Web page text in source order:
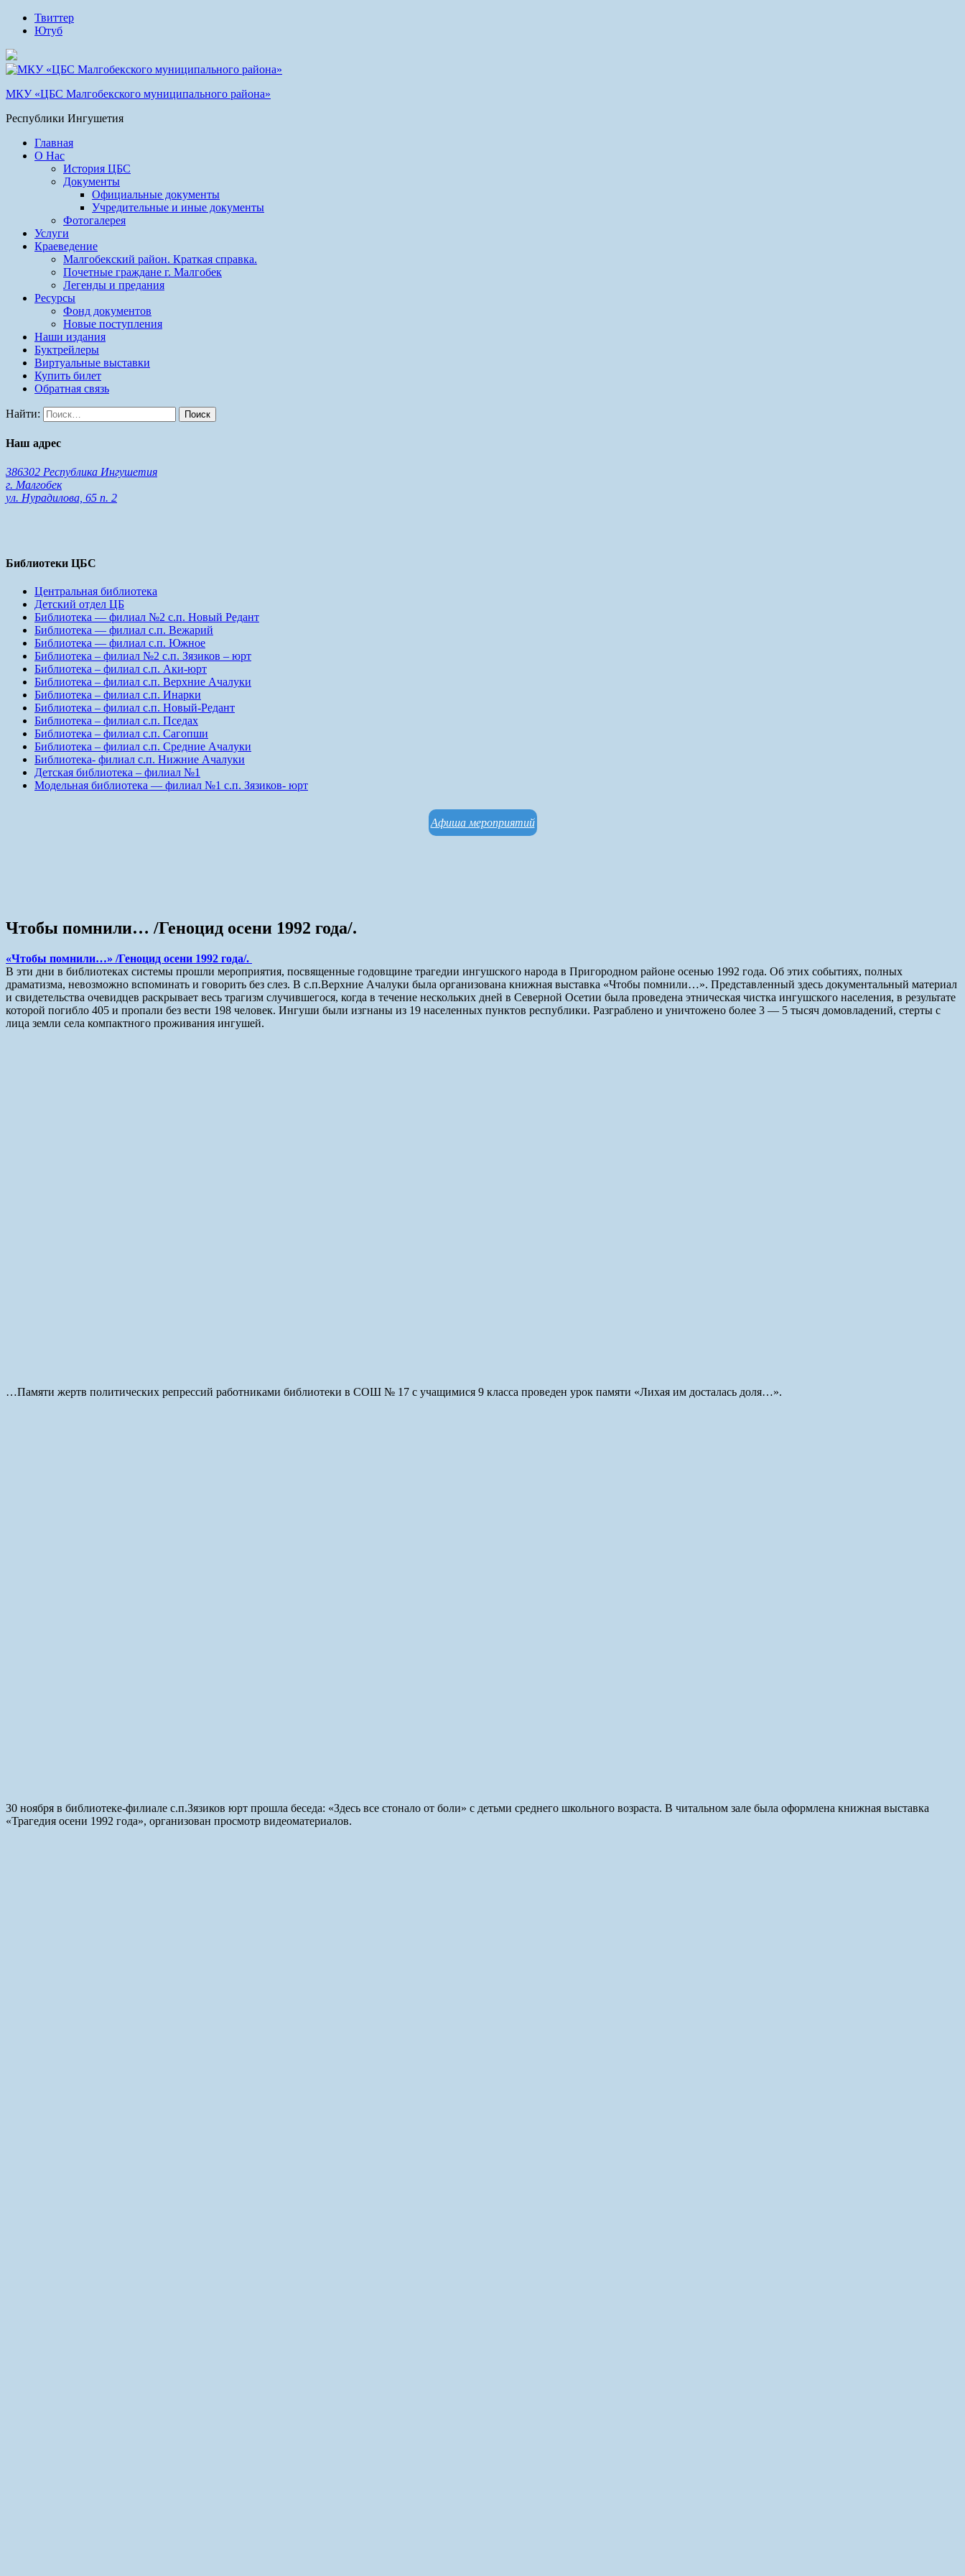
Твиттер
Ютуб
МКУ «ЦБС Малгобекского муниципального района»
Республики Ингушетия
Главная
О Нас
История ЦБС
Документы
Официальные документы
Учредительные и иные документы
Фотогалерея
Услуги
Краеведение
Малгобекский район. Краткая справка.
Почетные граждане г. Малгобек
Легенды и предания
Ресурсы
Фонд документов
Новые поступления
Наши издания
Буктрейлеры
Виртуальные выставки
Купить билет
Обратная связь
Найти:
Наш адрес
386302 Республика Ингушетия
г. Малгобек
ул. Нурадилова, 65 п. 2
Библиотеки ЦБС
Центральная библиотека
Детский отдел ЦБ
Библиотека — филиал №2 с.п. Новый Редант
Библиотека — филиал с.п. Вежарий
Библиотека — филиал с.п. Южное
Библиотека – филиал №2 с.п. Зязиков – юрт
Библиотека – филиал с.п. Аки-юрт
Библиотека – филиал с.п. Верхние Ачалуки
Библиотека – филиал с.п. Инарки
Библиотека – филиал с.п. Новый-Редант
Библиотека – филиал с.п. Пседах
Библиотека – филиал с.п. Сагопши
Библиотека – филиал с.п. Средние Ачалуки
Библиотека- филиал с.п. Нижние Ачалуки
Детская библиотека – филиал №1
Модельная библиотека — филиал №1 с.п. Зязиков- юрт
Афиша мероприятий
Чтобы помнили… /Геноцид осени 1992 года/.
«Чтобы помнили…» /Геноцид осени 1992 года/.
В эти дни в библиотеках системы прошли мероприятия, посвященные годовщине трагедии ингушского народа в Пригородном районе осенью 1992 года. Об этих событиях, полных
драматизма, невозможно вспоминать и говорить без слез. В с.п.Верхние Ачалуки была организована книжная выставка «Чтобы помнили…». Представленный здесь документальный материал
и свидетельства очевидцев раскрывает весь трагизм случившегося, когда в течение нескольких дней в Северной Осетии была проведена этническая чистка ингушского населения, в результате
которой погибло 405 и пропали без вести 198 человек. Ингуши были изгнаны из 19 населенных пунктов республики. Разграблено и уничтожено более 3 — 5 тысяч домовладений, стерты с
лица земли села компактного проживания ингушей.
…Памяти жертв политических репрессий работниками библиотеки в СОШ № 17 с учащимися 9 класса проведен урок памяти «Лихая им досталась доля…».
30 ноября в библиотеке-филиале с.п.Зязиков юрт прошла беседа: «Здесь все стонало от боли» с детьми среднего школьного возраста. В читальном зале была оформлена книжная выставка
«Трагедия осени 1992 года», организован просмотр видеоматериалов.